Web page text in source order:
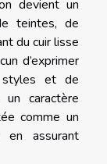
devient un
teintes, de
du cuir lisse
d’exprimer
styles et de
caractère
comme un
en assurant